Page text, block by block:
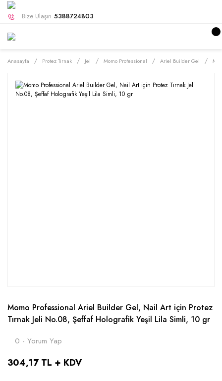
Bize Ulaşın 5388724803
Anasayfa Protez Tırnak Jel Momo Professional Ariel Builder Gel
Momo Professional Ariel Builder Gel, Nail Art için Protez
Tırnak Jeli No.08, Şeffaf Holografik Yeşil Lila Simli, 10 gr
0 - Yorum Yap
304,17 TL + KDV